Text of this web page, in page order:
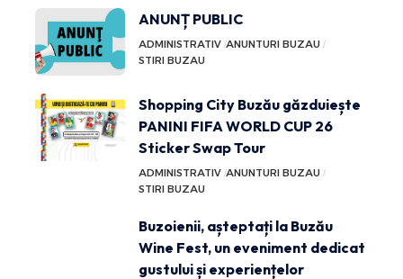
ANUNȚ PUBLIC
ADMINISTRATIV ANUNTURI BUZAU
STIRI BUZAU
Shopping City Buzău găzduiește
PANINI FIFA WORLD CUP 26
Sticker Swap Tour
ADMINISTRATIV ANUNTURI BUZAU
STIRI BUZAU
Buzoienii, așteptați la Buzău
Wine Fest, un eveniment dedicat
gustului și experiențelor